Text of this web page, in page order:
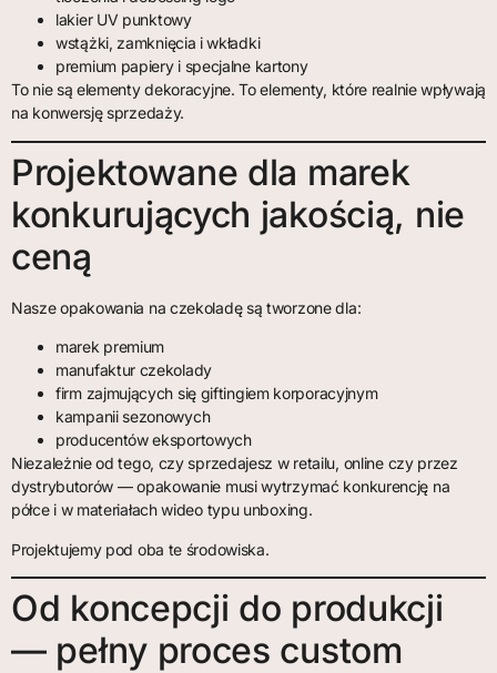
lakier UV punktowy
wstążki, zamknięcia i wkładki
premium papiery i specjalne kartony
To nie są elementy dekoracyjne. To elementy, które realnie wpływają
na konwersję sprzedaży.
Projektowane dla marek
konkurujących jakością, nie
ceną
Nasze opakowania na czekoladę są tworzone dla:
marek premium
manufaktur czekolady
firm zajmujących się giftingiem korporacyjnym
kampanii sezonowych
producentów eksportowych
Niezależnie od tego, czy sprzedajesz w retailu, online czy przez
dystrybutorów — opakowanie musi wytrzymać konkurencję na
półce i w materiałach wideo typu unboxing.
Projektujemy pod oba te środowiska.
Od koncepcji do produkcji
— pełny proces custom